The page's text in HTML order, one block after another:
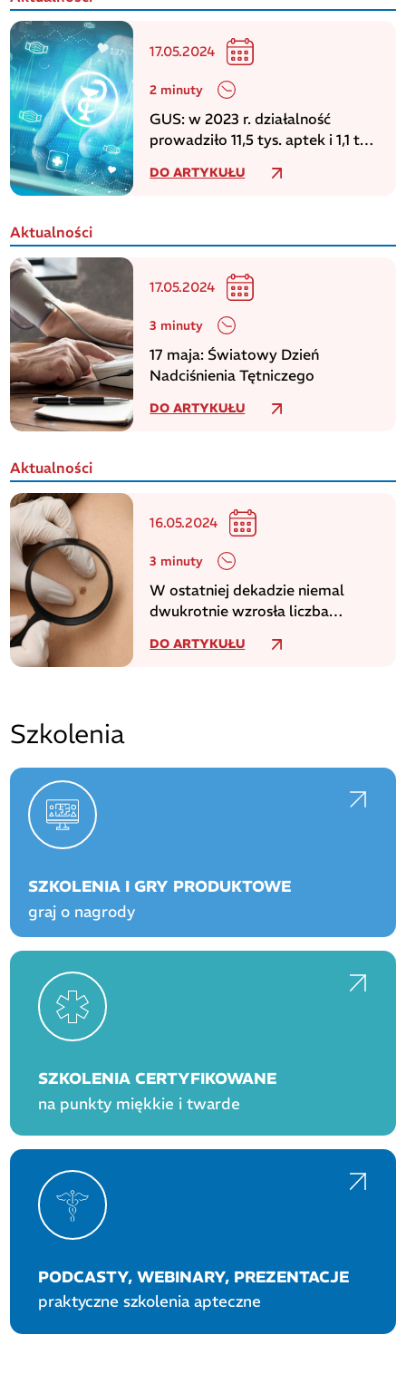
17.05.2024
2 minuty
GUS: w 2023 r. działalność
prowadziło 11,5 tys. aptek i 1,1 tys.
DO ARTYKUŁU
Aktualności
17.05.2024
3 minuty
17 maja: Światowy Dzień
Nadciśnienia Tętniczego
DO ARTYKUŁU
Aktualności
16.05.2024
3 minuty
W ostatniej dekadzie niemal
dwukrotnie wzrosła liczba
DO ARTYKUŁU
Szkolenia
SZKOLENIA I GRY PRODUKTOWE
graj o nagrody
SZKOLENIA CERTYFIKOWANE
na punkty miękkie i twarde
PODCASTY, WEBINARY, PREZENTACJE
praktyczne szkolenia apteczne